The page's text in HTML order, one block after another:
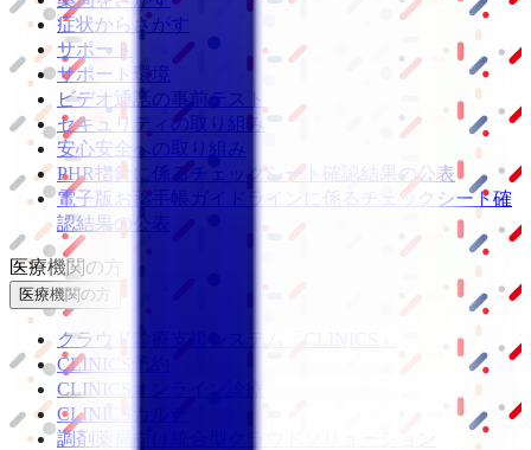
症状からさがす
サポート
サポート環境
ビデオ通話の事前テスト
セキュリティの取り組み
安心安全への取り組み
PHR指針に係るチェックシート確認結果の公表
電子版お薬手帳ガイドラインに係るチェックシート確
認結果の公表
医療機関の方
医療機関の方
クラウド診療
CLINICS予約
CLINICSオンライン診療
CLINICSカルテ
調剤薬局向け統合型クラウドソリューション